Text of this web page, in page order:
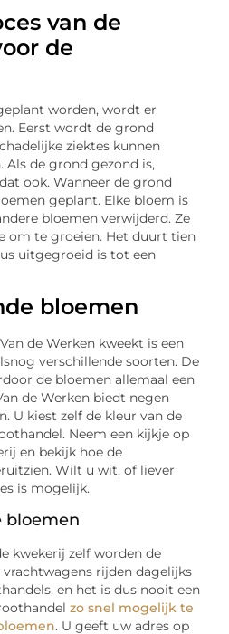
van de
de
worden, wordt er
Eerst wordt de grond
ziektes kunnen
de grond gezond is,
ook. Wanneer de grond
geplant. Elke bloem is
bloemen verwijderd. Ze
om te groeien. Het duurt tien
uitgegroeid is tot een
bloemen
de Werken kweekt is een
verschillende soorten. De
de bloemen allemaal een
de Werken biedt negen
U kiest zelf de kleur van de
Neem een kijkje op
en bekijk hoe de
Wilt u wit, of liever
is mogelijk.
bloemen
kwekerij zelf worden de
vrachtwagens rijden dagelijks
en het is dus nooit een
zo snel mogelijk te
. U geeft uw adres op